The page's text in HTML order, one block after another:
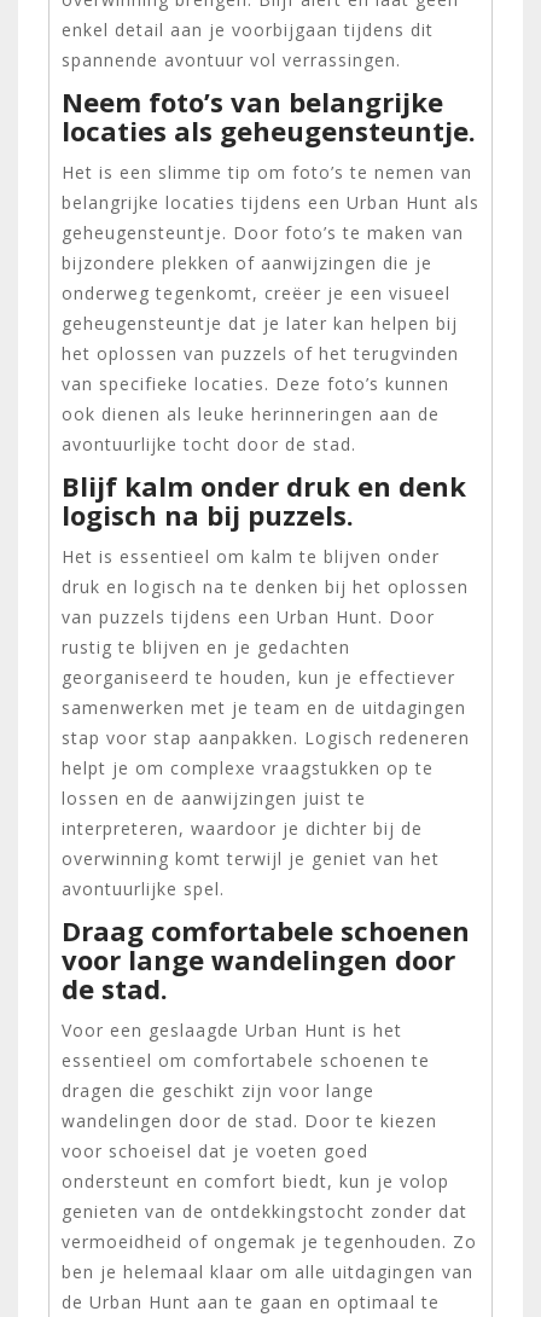
enkel detail aan je voorbijgaan tijdens dit
spannende avontuur vol verrassingen.
Neem foto’s van belangrijke
locaties als geheugensteuntje.
Het is een slimme tip om foto’s te nemen van
belangrijke locaties tijdens een Urban Hunt als
geheugensteuntje. Door foto’s te maken van
bijzondere plekken of aanwijzingen die je
onderweg tegenkomt, creëer je een visueel
geheugensteuntje dat je later kan helpen bij
het oplossen van puzzels of het terugvinden
van specifieke locaties. Deze foto’s kunnen
ook dienen als leuke herinneringen aan de
avontuurlijke tocht door de stad.
Blijf kalm onder druk en denk
logisch na bij puzzels.
Het is essentieel om kalm te blijven onder
druk en logisch na te denken bij het oplossen
van puzzels tijdens een Urban Hunt. Door
rustig te blijven en je gedachten
georganiseerd te houden, kun je effectiever
samenwerken met je team en de uitdagingen
stap voor stap aanpakken. Logisch redeneren
helpt je om complexe vraagstukken op te
lossen en de aanwijzingen juist te
interpreteren, waardoor je dichter bij de
overwinning komt terwijl je geniet van het
avontuurlijke spel.
Draag comfortabele schoenen
voor lange wandelingen door
de stad.
Voor een geslaagde Urban Hunt is het
essentieel om comfortabele schoenen te
dragen die geschikt zijn voor lange
wandelingen door de stad. Door te kiezen
voor schoeisel dat je voeten goed
ondersteunt en comfort biedt, kun je volop
genieten van de ontdekkingstocht zonder dat
vermoeidheid of ongemak je tegenhouden. Zo
ben je helemaal klaar om alle uitdagingen van
de Urban Hunt aan te gaan en optimaal te